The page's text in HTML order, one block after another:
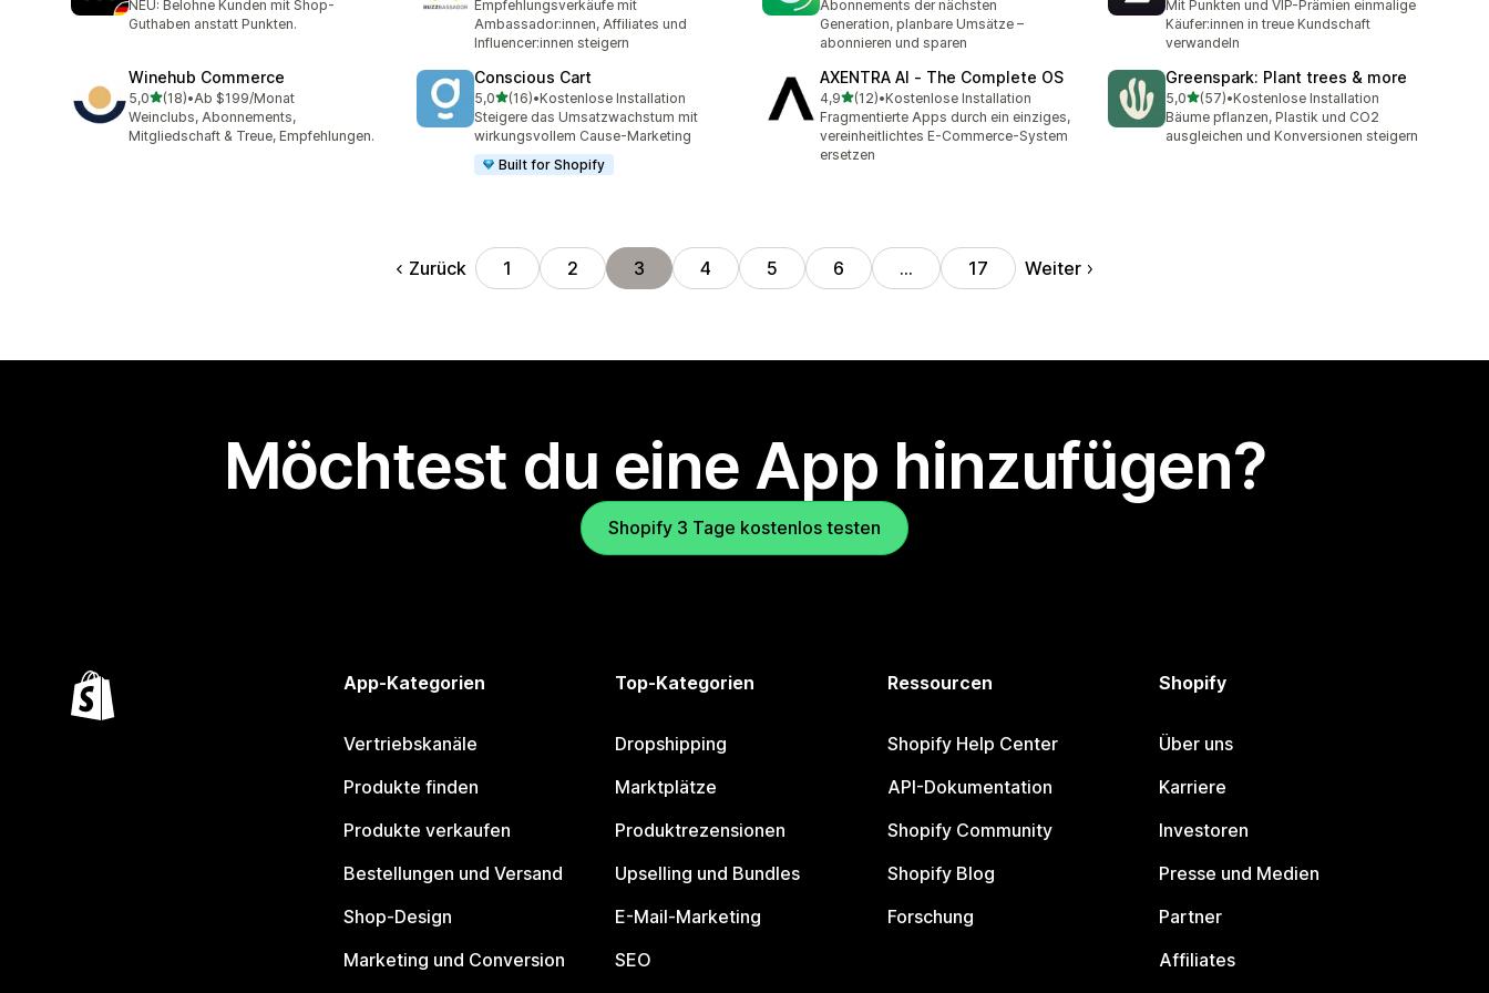
NEU: Belohne Kunden mit Shop-
Guthaben anstatt Punkten.
Empfehlungsverkäufe mit
Ambassador:innen, Affiliates und
Influencer:innen steigern
Abonnements der nächsten
Generation, planbare Umsätze –
abonnieren und sparen
Mit Punkten und VIP-Prämien einmalige
Käufer:innen in treue Kundschaft
verwandeln
Winehub Commerce
5,0von 5 Sternen
(18)
18 Rezensionen insgesamt
•Ab $199/Monat
Weinclubs, Abonnements,
Mitgliedschaft & Treue, Empfehlungen.
Conscious Cart
5,0von 5 Sternen
(16)
16 Rezensionen insgesamt
•Kostenlose Installation
Steigere das Umsatzwachstum mit
wirkungsvollem Cause-Marketing
Built for Shopify
AXENTRA AI ‑ The Complete OS
4,9von 5 Sternen
(12)
12 Rezensionen insgesamt
•Kostenlose Installation
Fragmentierte Apps durch ein einziges,
vereinheitlichtes E-Commerce-System
ersetzen
Greenspark: Plant trees & more
5,0von 5 Sternen
(57)
57 Rezensionen insgesamt
•Kostenlose Installation
Bäume pflanzen, Plastik und CO2
ausgleichen und Konversionen steigern
Zurück 1 2 3 4 5 6 … 17 Weiter
Möchtest du eine App hinzufügen?
Shopify 3 Tage kostenlos testen
App-Kategorien
Vertriebskanäle
Produkte finden
Produkte verkaufen
Bestellungen und Versand
Shop-Design
Marketing und Conversion
Top-Kategorien
Dropshipping
Marktplätze
Produktrezensionen
Upselling und Bundles
E-Mail-Marketing
SEO
Ressourcen
Shopify Help Center
API-Dokumentation
Shopify Community
Shopify Blog
Forschung
Shopify
Über uns
Karriere
Investoren
Presse und Medien
Partner
Affiliates